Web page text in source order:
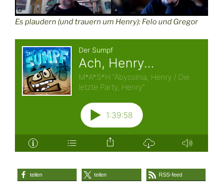
Es plaudern (und trauern um Henry): Felo und Gregor
teilen teilen RSS-feed